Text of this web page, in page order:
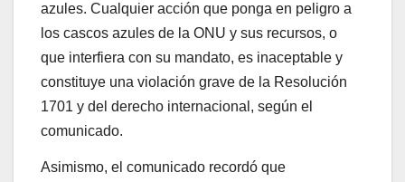
azules. Cualquier acción que ponga en peligro a
los cascos azules de la ONU y sus recursos, o
que interfiera con su mandato, es inaceptable y
constituye una violación grave de la Resolución
1701 y del derecho internacional, según el
comunicado.
Asimismo, el comunicado recordó que